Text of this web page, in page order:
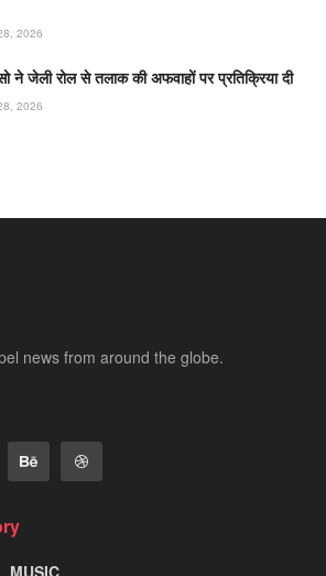
2026
ने जेली रोल से तलाक की अफवाहों पर प्रतिक्रिया दी
2026
news from around the globe.
MUSIC